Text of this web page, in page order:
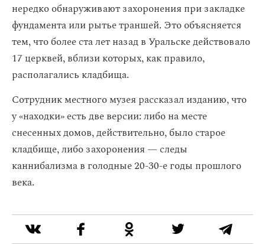
нередко обнаруживают захоронения при закладке
фундамента или рытье траншей. Это объясняется
тем, что более ста лет назад в Уральске действовало
17 церквей, вблизи которых, как правило,
располагались кладбища.
Сотрудник местного музея рассказал изданию, что
у «находки» есть две версии: либо на месте
снесенных домов, действительно, было старое
кладбище, либо захоронения — следы
каннибализма в голодные 20-30-е годы прошлого
века.